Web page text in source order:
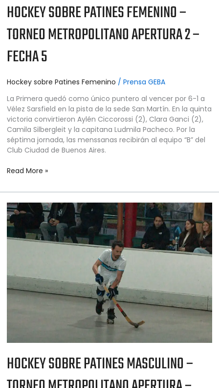
HOCKEY SOBRE PATINES FEMENINO –
TORNEO METROPOLITANO APERTURA 2 –
FECHA 5
Hockey sobre Patines Femenino / Prensa GEBA
La Primera quedó como único puntero al vencer por 6-1 a
Vélez Sarsfield en la pista de la sede San Martín. En la quinta
victoria convirtieron Aylén Ciccorossi (2), Clara Ganci (2),
Camila Silbergleit y la capitana Ludmila Pacheco. Por la
séptima jornada, las menssanas recibirán al equipo “B” del
Club Ciudad de Buenos Aires.
Read More »
HOCKEY SOBRE PATINES MASCULINO –
HOCKEY
SOBRE
PATINES
MASCULINO
APERTURA
–